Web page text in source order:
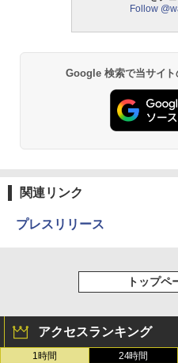
Follow
Google 検索で当サイ
関連リンク
プレスリリース
トップペ
アクセスランキング
1時間 24時間